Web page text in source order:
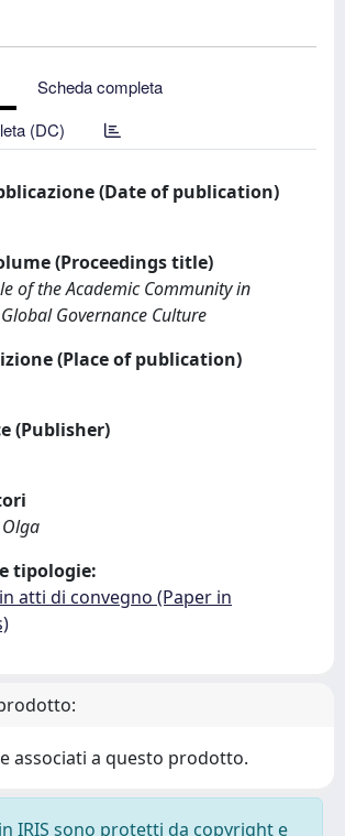
Scheda completa
(DC)
(Date of publication)
(Proceedings title)
of the Academic Community in
Governance Culture
(Place of publication)
(Publisher)
tipologie:
atti di convegno (Paper in
associati a questo prodotto.
IRIS sono protetti da copyright e